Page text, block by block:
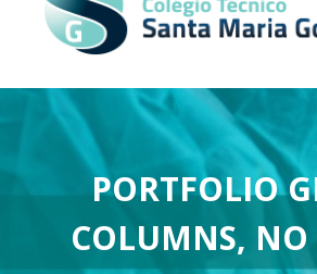
PORTFOLIO
COLUMNS, NO